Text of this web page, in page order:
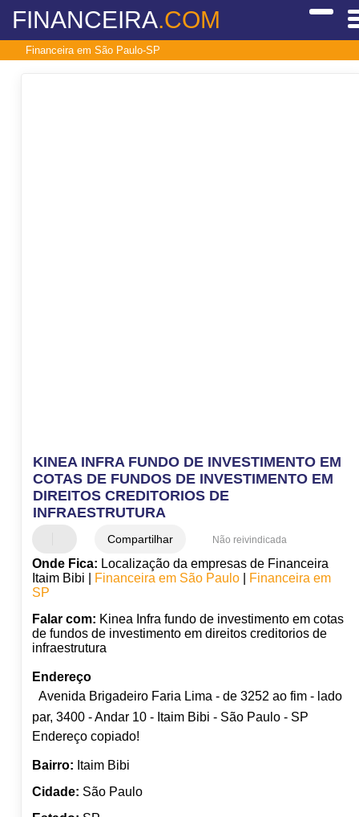
FINANCEIRA.COM
Financeira em São Paulo-SP
KINEA INFRA FUNDO DE INVESTIMENTO EM
COTAS DE FUNDOS DE INVESTIMENTO EM
DIREITOS CREDITORIOS DE
INFRAESTRUTURA
Compartilhar Não reivindicada
Onde Fica: Localização da empresas de Financeira
Itaim Bibi |
Financeira em São Paulo|
Financeira em
SP
Falar com: Kinea Infra fundo de investimento em cotas
de fundos de investimento em direitos creditorios de
infraestrutura
Endereço
Avenida Brigadeiro Faria Lima - de 3252 ao fim - lado
par, 3400 - Andar 10 - Itaim Bibi - São Paulo - SP
Endereço copiado!
Bairro: Itaim Bibi
Cidade: São Paulo